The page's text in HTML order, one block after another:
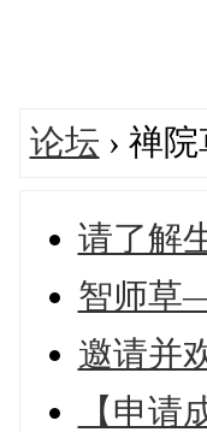
论坛 › 禅
请了解
智师草
邀请并
【申